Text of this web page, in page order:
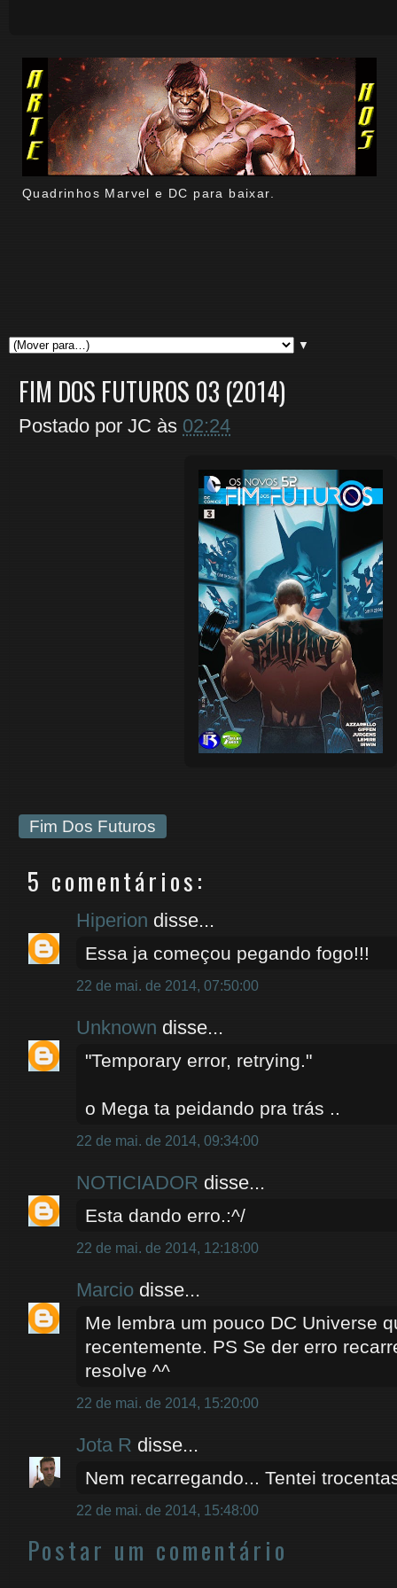
Quadrinhos Marvel e DC para baixar.
▼
FIM DOS FUTUROS 03 (2014)
Postado por JC às 02:24
Fim Dos Futuros
5 comentários:
Hiperion disse...
Essa ja começou pegando fogo!!!
22 de mai. de 2014, 07:50:00
Unknown disse...
"Temporary error, retrying."
o Mega ta peidando pra trás ..
22 de mai. de 2014, 09:34:00
NOTICIADOR disse...
Esta dando erro.:^/
22 de mai. de 2014, 12:18:00
Marcio disse...
Me lembra um pouco DC Universe
recentemente. PS Se der erro
resolve ^^
22 de mai. de 2014, 15:20:00
Jota R disse...
Nem recarregando... Tentei
22 de mai. de 2014, 15:48:00
Postar um comentário